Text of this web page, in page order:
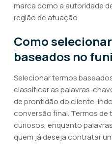
marca como a autoridade
região de atuação.
Como
baseados no
Selecionar termos
classificar as palavras-
de prontidão do cliente,
conversão final. Termos de
curiosos, enquanto
quem já deseja contratar